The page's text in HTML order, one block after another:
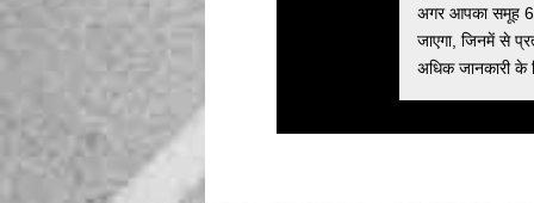
अगर आपका समूह 6
जाएगा, जिनमें से
अधिक जानकारी